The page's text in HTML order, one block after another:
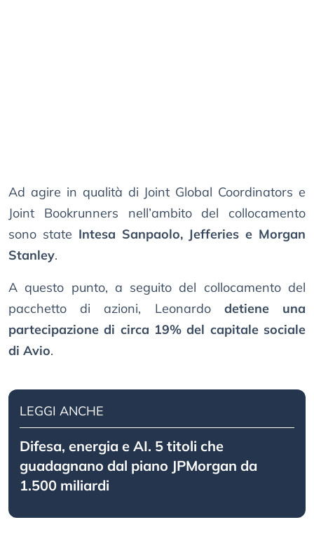
Ad agire in qualità di Joint Global Coordinators e
Joint Bookrunners nell’ambito del collocamento
sono state Intesa Sanpaolo, Jefferies e Morgan
Stanley.
A questo punto, a seguito del collocamento del
pacchetto di azioni, Leonardo detiene una
partecipazione di circa 19% del capitale sociale
di Avio.
LEGGI ANCHE
Difesa, energia e AI. 5 titoli che
guadagnano dal piano JPMorgan da
1.500 miliardi